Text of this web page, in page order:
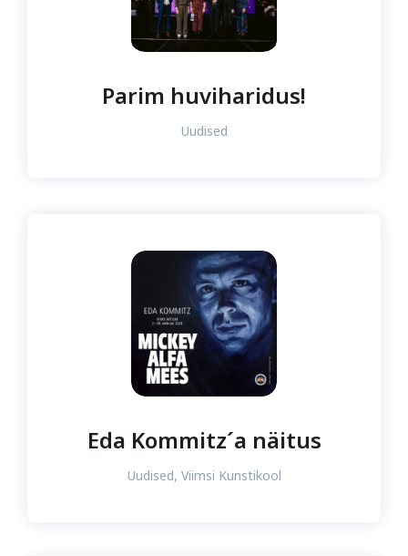
Parim huviharidus!
Uudised
Eda Kommitz´a näitus
Uudised, Viimsi Kunstikool